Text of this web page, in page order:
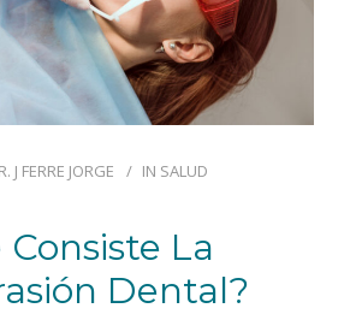
J FERRE JORGE IN SALUD
La
Dental?